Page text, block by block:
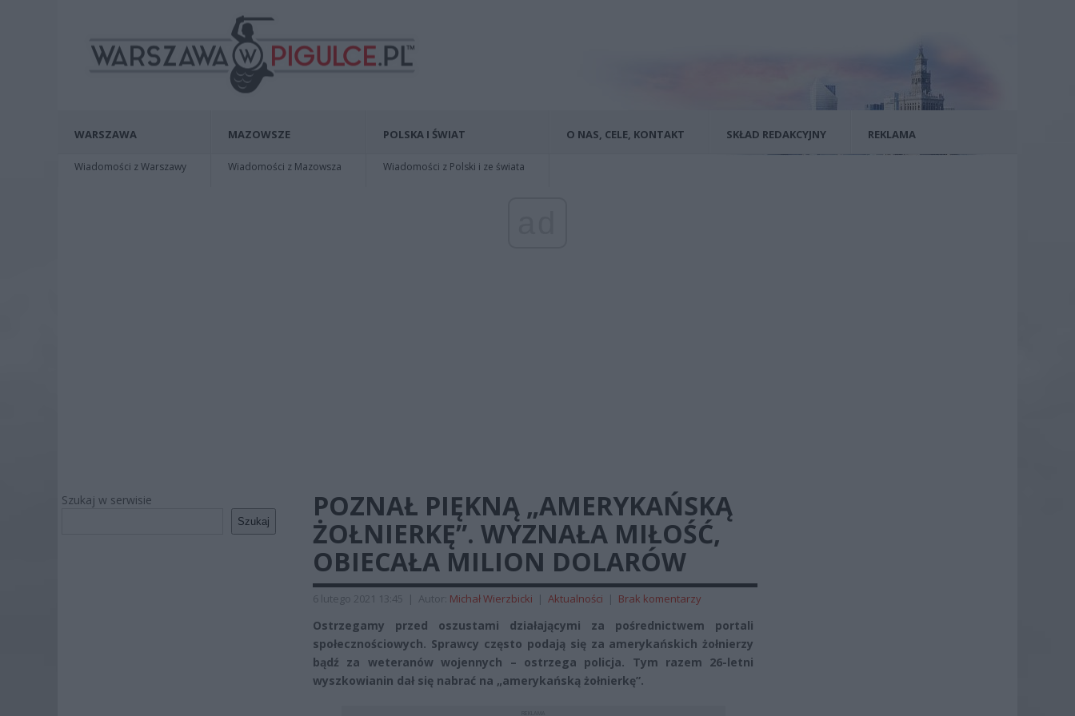
WARSZAWA
Wiadomości z Warszawy
MAZOWSZE
Wiadomości z Mazowsza
POLSKA I ŚWIAT
Wiadomości z Polski i ze świata
O NAS, CELE, KONTAKT SKŁAD REDAKCYJNY REKLAMA
Szukaj w serwisie
Szukaj
POZNAŁ PIĘKNĄ „AMERYKAŃSKĄ
ŻOŁNIERKĘ”. WYZNAŁA MIŁOŚĆ,
OBIECAŁA MILION DOLARÓW
6 lutego 2021 13:45 | Autor: Michał Wierzbicki | Aktualności | Brak komentarzy
Ostrzegamy przed oszustami działającymi za pośrednictwem portali
społecznościowych. Sprawcy często podają się za amerykańskich żołnierzy
bądź za weteranów wojennych – ostrzega policja. Tym razem 26-letni
wyszkowianin dał się nabrać na „amerykańską żołnierkę”.